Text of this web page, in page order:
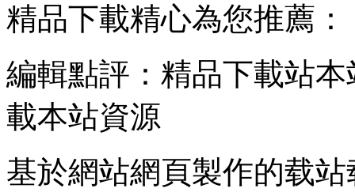
精品下載精心為您推薦：
編輯點評：精品下載站
載本站資源
基於網站網頁製作的载